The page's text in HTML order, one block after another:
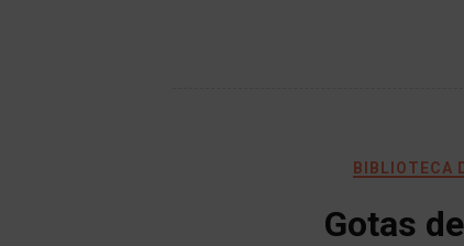
BIBLIOTECA
Gotas